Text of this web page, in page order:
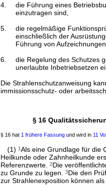
4.
die Führung eines
einzutragen sind,
5.
die regelmäßige
einschließlich der
Führung von
6.
die Regelung des Schutzes
unerlaubte Inbetriebsetzen
Die Strahlenschutzanweisung
immissionsschutz- oder
§ 16
§ 16 hat 1 frühere Fassung und wird in 11
(1) 1Als eine Grundlage für die
Heilkunde oder Zahnheilkunde
Referenzwerte.
2Die
zu Grunde zu legen.
3Die den
zur Strahlenexposition können